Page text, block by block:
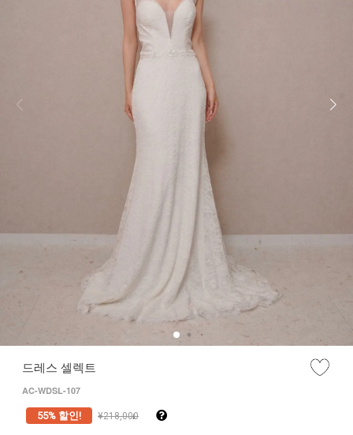
드레스 셀렉트
AC-WDSL-107
¥218,000
↓
55% 할인!